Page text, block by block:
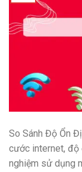
So Sánh Độ Ổn
cước internet, độ
nghiệm sử dụng